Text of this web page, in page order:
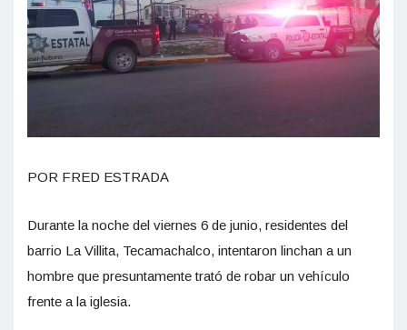
POR FRED ESTRADA
Durante la noche del viernes 6 de junio, residentes del
barrio La Villita, Tecamachalco, intentaron linchan a un
hombre que presuntamente trató de robar un vehículo
frente a la iglesia.